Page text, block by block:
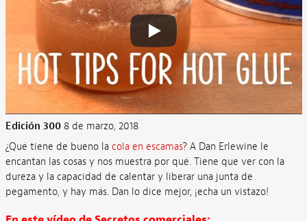
Edición 3008 de marzo, 2018
¿Qué tiene de bueno la cola en escamas? A Dan Erlewine le
encantan las cosas y nos muestra por qué. Tiene que ver con la
dureza y la capacidad de calentar y liberar una junta de
pegamento, y hay más. Dan lo dice mejor, ¡echa un vistazo!